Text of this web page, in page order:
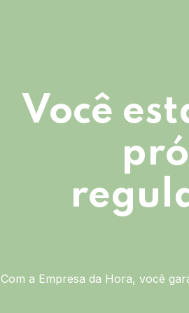
Você
Com a Empresa da Hora, você